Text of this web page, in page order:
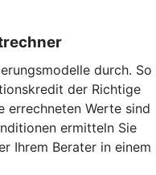
durch. So
der Richtige
errechneten Werte sind
ermitteln Sie
Ihrem Berater in einem